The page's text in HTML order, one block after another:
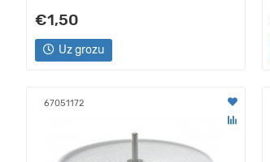
€1,50
Uz grozu
67051172